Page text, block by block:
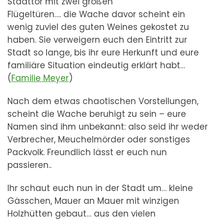
Flügeltüren…. die Wache davor scheint ein
wenig zuviel des guten Weines gekostet zu
haben. Sie verweigern euch den Eintritt zur
Stadt so lange, bis ihr eure Herkunft und eure
familiäre Situation eindeutig erklärt habt…
(Familie Meyer)
Nach dem etwas chaotischen Vorstellungen,
scheint die Wache beruhigt zu sein – eure
Namen sind ihm unbekannt: also seid ihr weder
Verbrecher, Meuchelmörder oder sonstiges
Packvolk. Freundlich lässt er euch nun
passieren..
Ihr schaut euch nun in der Stadt um… kleine
Gässchen, Mauer an Mauer mit winzigen
Holzhütten gebaut… aus den vielen